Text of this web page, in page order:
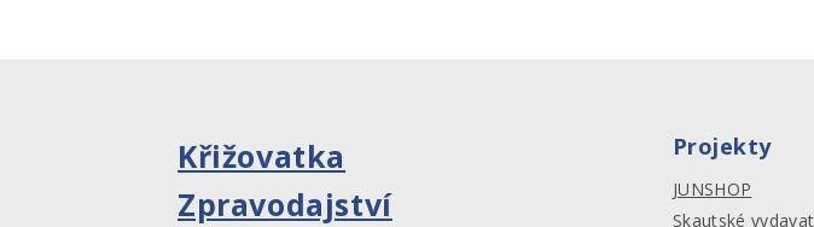
Křižovatka
Zpravodajství
Projekty
JUNSHOP
Skautské